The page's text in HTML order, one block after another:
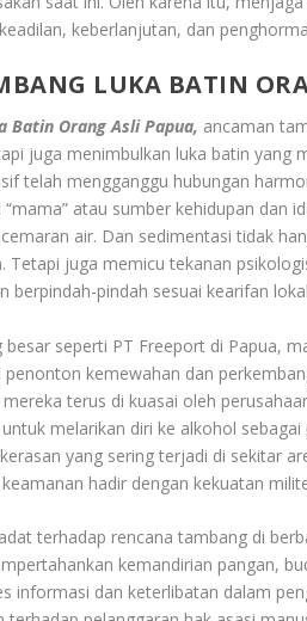
keberlanjutan, dan
LUKA BATIN
Batin Orang Asli Papua, ancaman
juga menimbulkan luka batin yang
telah mengganggu hubungan
atau sumber kehidupan dan
air. Dan sedimentasi tidak
Tetapi juga memicu tekanan
berpindah-pindah sesuai kearifan lokal
besar seperti PT Freeport di Papua,
kemewahan dan
terus di kuasai oleh
melarikan diri ke alkohol
yang sering terjadi di sekitar
hadir dengan kekuatan
terhadap rencana tambang di
kemandirian pangan,
informasi dan keterlibatan dalam